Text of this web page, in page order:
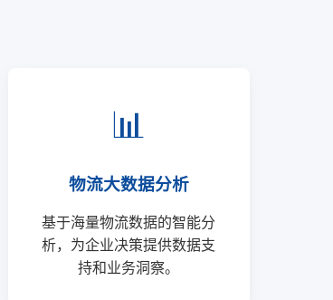
📊
物流大数据分析
基于海量物流数据的智能分
析，为企业决策提供数据支
持和业务洞察。